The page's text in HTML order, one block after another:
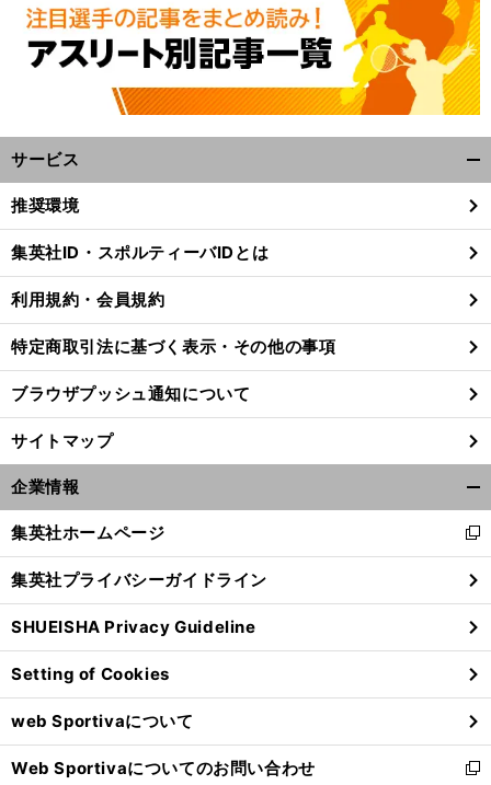
前
サービス
閉
る
推奨環境
集英社ID・スポルティーバIDとは
利用規約・会員規約
特定商取引法に基づく表示・その他の事項
ブラウザプッシュ通知について
サイトマップ
企業情報
閉
る
集英社ホームページ
新
し
い
ウ
ィ
ン
ド
ウ
で
開
く
集英社プライバシーガイドライン
SHUEISHA Privacy Guideline
Setting of Cookies
web Sportivaについて
Web Sportivaについてのお問い合わせ
新